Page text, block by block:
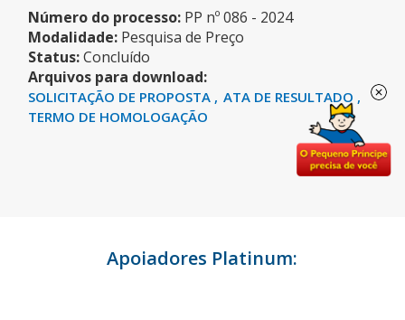
Número do processo: PP nº 086 - 2024
Modalidade: Pesquisa de Preço
Status:Concluído
Arquivos para download:
SOLICITAÇÃO DE PROPOSTA
ATA DE RESULTADO
TERMO DE HOMOLOGAÇÃO
Apoiadores Platinum: